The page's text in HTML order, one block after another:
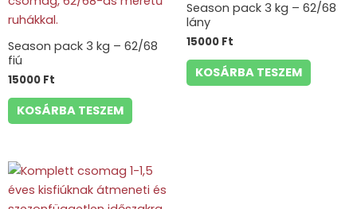
Season pack 3 kg – 62/68
fiú
15000 Ft
KOSÁRBA TESZEM
Season pack 3 kg – 62/68
lány
15000 Ft
KOSÁRBA TESZEM